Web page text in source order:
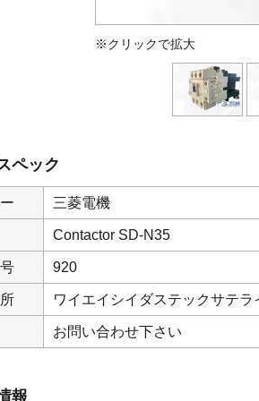
※クリックで拡大
ペック
三菱電機
Contactor SD-N35
920
ワイエイシイダステックサテラ
お問い合わせ下さい
報